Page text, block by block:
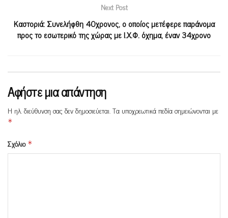
Next Post
Καστοριά: Συνελήφθη 40χρονος, ο οποίος μετέφερε παράνομα
προς το εσωτερικό της χώρας με Ι.Χ.Φ. όχημα, έναν 34χρονο
Αφήστε μια απάντηση
Η ηλ. διεύθυνση σας δεν δημοσιεύεται. Τα υποχρεωτικά πεδία σημειώνονται με
*
Σχόλιο *